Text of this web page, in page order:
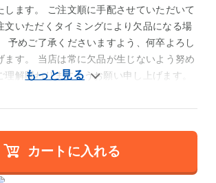
します。 ご注文順に手配させていただいて
文いただくタイミングにより欠品になる場
予めご了承くださいますよう、何卒よろし
ます。 当店は常に欠品が生じないよう努め
理解賜わりますようお願い申し上げます。
カートに入れる